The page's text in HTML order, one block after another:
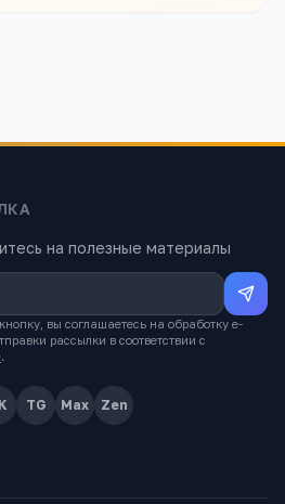
на полезные материалы
вы соглашаетесь на обработку e-
рассылки в соответствии с
.
TG Max Zen